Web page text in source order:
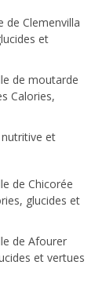
de Clemenvilla
et
de moutarde
Calories,
et
de Chicorée
glucides et
de Afourer
et vertues